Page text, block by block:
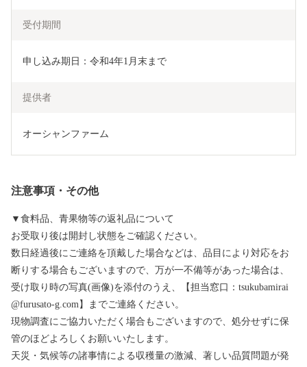
受付期間
申し込み期日：令和4年1月末まで
提供者
オーシャンファーム
注意事項・その他
▼食料品、青果物等の返礼品について
お受取り後は開封し状態をご確認ください。
数日経過後にご連絡を頂戴した場合などは、品目により対応をお
断りする場合もございますので、万が一不備等があった場合は、
受け取り時の写真(画像)を添付のうえ、【担当窓口：tsukubamirai
@furusato-g.com】までご連絡ください。
現物調査にご協力いただく場合もございますので、処分せずに保
管のほどよろしくお願いいたします。
天災・気候等の諸事情による収穫量の激減、著しい品質問題が発